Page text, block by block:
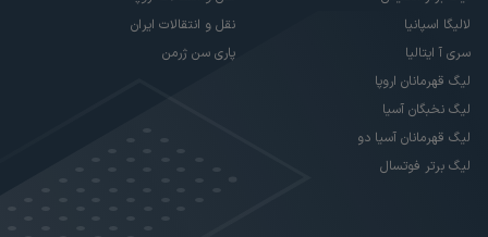
لالیگا اسپانیا
سری آ ایتالیا
لیگ قهرمانان اروپا
لیگ نخبگان آسیا
لیگ قهرمانان آسیا دو
لیگ برتر فوتسال
نقل و انتقالات ایران
پاری سن ژرمن